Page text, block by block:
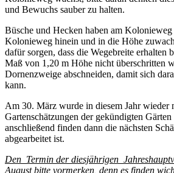
und Bewuchs sauber zu halten.
Büsche und Hecken haben am
Kolonieweg hinein und in die Höhe
dafür sorgen, dass die Wegebreite erhalten
Maß von 1,20 m Höhe nicht überschritten
Dornenzweige abschneiden, damit sich
kann.
Am 30. März wurde in diesem Jahr wieder
Gartenschätzungen der gekündigten
anschließend finden dann die nächsten
abgearbeitet ist.
Den Termin der diesjährigen
August bitte vormerken, denn es finden